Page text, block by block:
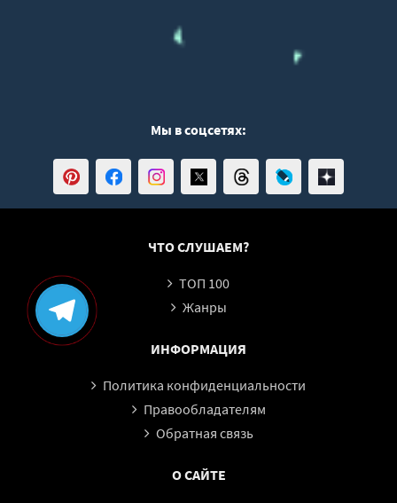
Мы в соцсетях:
ЧТО СЛУШАЕМ?
ТОП 100
Жанры
ИНФОРМАЦИЯ
Политика конфиденциальности
Правообладателям
Обратная связь
О САЙТЕ